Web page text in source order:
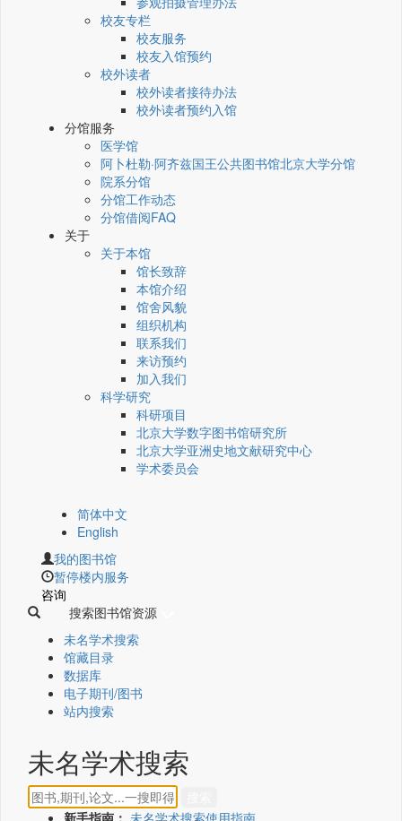
校友专栏
校友服务
校友入馆预约
校外读者
校外读者接待办法
校外读者预约入馆
分馆服务
医学馆
阿卜杜勒·阿齐兹国王公共图书馆北京大学分馆
院系分馆
分馆工作动态
分馆借阅FAQ
关于
关于本馆
馆长致辞
本馆介绍
馆舍风貌
组织机构
联系我们
来访预约
加入我们
科学研究
科研项目
北京大学数字图书馆研究所
北京大学亚洲史地文献研究中心
学术委员会
简体中文
English
我的图书馆
暂停楼内服务
咨询
搜索图书馆资源
未名学术搜索
馆藏目录
数据库
电子期刊/图书
站内搜索
未名学术搜索